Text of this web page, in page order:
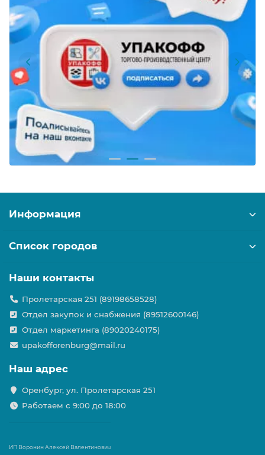
Информация
Список городов
Наши контакты
Пролетарская 251 (89198658528)
Отдел закупок и снабжения (89512600146)
Отдел маркетинга (89020240175)
upakofforenburg@mail.ru
Наш адрес
Оренбург, ул. Пролетарская 251
Работаем с 9:00 до 18:00
ИП Воронин Алексей Валентинович